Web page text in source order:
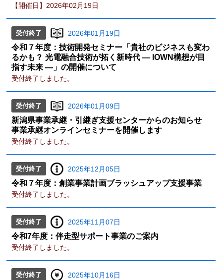
【開催日】2026年02月19日
受付終了 2026年01月19日
令和７年度：技術開発セミナー「貴社のビジネスも変わ
るかも？ 光電融合技術が拓く新時代 ― IOWN構想が目
指す未来 ―」の開催について
受付終了しました。
受付終了 2026年01月09日
新潟県事業承継・引継ぎ支援センターからのお知らせ
事業承継オンラインセミナーを開催します
受付終了しました。
受付終了 2025年12月05日
令和７年度：創業事業計画ブラッシュアップ支援事業
受付終了しました。
受付終了 2025年11月07日
令和7年度：伴走型サポート事業のご案内
受付終了しました。
受付終了 2025年10月16日